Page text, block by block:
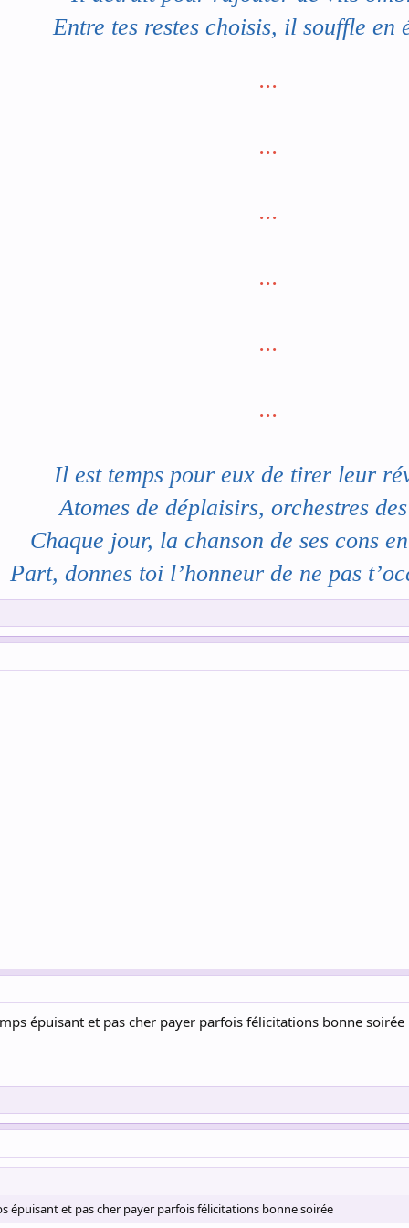
Entre tes restes choisis, il souffle en
...
...
...
...
...
...
Il est temps pour eux de tirer leur
Atomes de déplaisirs, orchestres
Chaque jour, la chanson de ses cons
Part, donnes toi l’honneur de ne pas
épuisant et pas cher payer parfois félicitations bonne soirée
épuisant et pas cher payer parfois félicitations bonne soirée